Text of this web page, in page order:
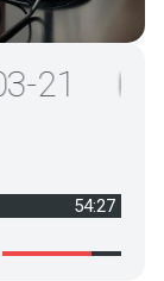
54:27